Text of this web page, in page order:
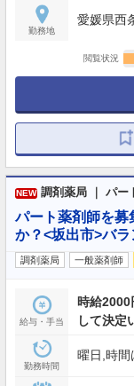
勤務地
愛媛県西
閲覧状況
NEW 調剤薬局 ｜ パー
パート薬剤師を募
か？<坂出市>バラ
調剤薬局 一般薬剤師
給与・手当
時給
して決定
勤務時間
曜日,時間